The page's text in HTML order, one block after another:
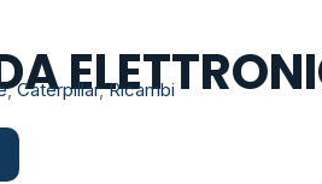
,Caterpillar,Ricambi